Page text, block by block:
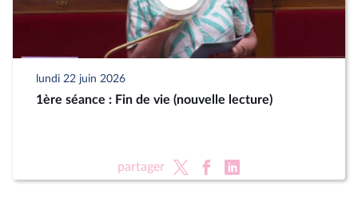
lundi 22 juin 2026
1ère séance : Fin de vie (nouvelle lecture)
partager